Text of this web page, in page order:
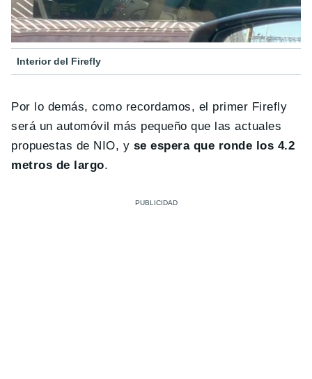
Interior del Firefly
Por lo demás, como recordamos, el primer Firefly
será un automóvil más pequeño que las actuales
propuestas de NIO, y se espera que ronde los 4.2
metros de largo.